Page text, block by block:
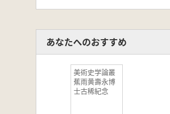
あなたへのおすすめ
美術史学論叢
蕉雨黄壽永博
士古稀紀念